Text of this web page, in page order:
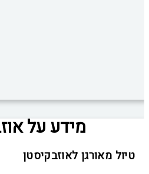
מידע על
טיול מאורגן לאוזבקיסטן